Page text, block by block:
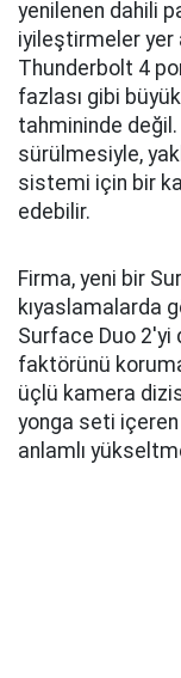
yenilenen dahili
iyileştirmeler yer
Thunderbolt 4
fazlası gibi
tahmininde
sürülmesiyle,
sistemi için bir
edebilir.
Firma, yeni bir
kıyaslamalarda
Surface Duo 2'yi
faktörünü
üçlü kamera
yonga seti
anlamlı